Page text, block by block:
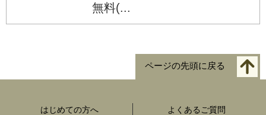
無料(...
ページの先頭に戻る
はじめての方へ よくあるご質問